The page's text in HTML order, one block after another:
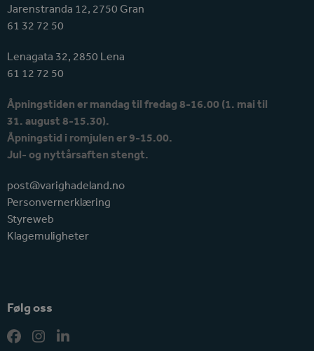
Jarenstranda 12, 2750 Gran
61 32 72 50
Lenagata 32, 2850 Lena
61 12 72 50
Åpningstiden er mandag til fredag 8-16.00 (1. mai til
31. august 8-15.30).
Åpningstid i romjulen er 9-15.00.
Jul- og nyttårsaften stengt.
post@varighadeland.no
Personvernerklæring
Styreweb
Klagemuligheter
Følg oss
Facebook
Instagram
LinkedIn